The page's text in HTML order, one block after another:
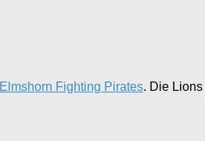
Elmshorn Fighting Pirates. Die